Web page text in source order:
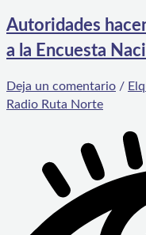
Autoridades
a la Encuesta
Deja un comentario /
Radio Ruta Norte